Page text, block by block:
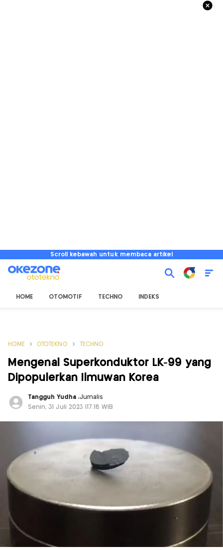
Scroll kebawah untuk membaca artikel
HOME OTOMOTIF TECHNO INDEKS
HOME OTOTEKNO TECHNO
Mengenal Superkonduktor LK-99 yang
Dipopulerkan Ilmuwan Korea
Tangguh Yudha ,Jurnalis
Senin, 31 Juli 2023 |17:18 WIB